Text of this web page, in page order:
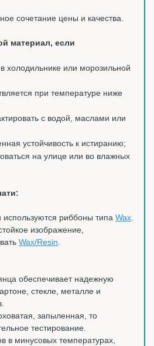
сочетание цены и качества.
материал, если
холодильнике или морозильной
при температуре ниже
с водой, маслами или
устойчивость к истиранию;
на улице или во влажных
риббоны типа Wax
изображение,
Wax/Resin
обеспечивает надежную
стекле, металле и
запыленная, то
тестирование.
в минусовых температурах,